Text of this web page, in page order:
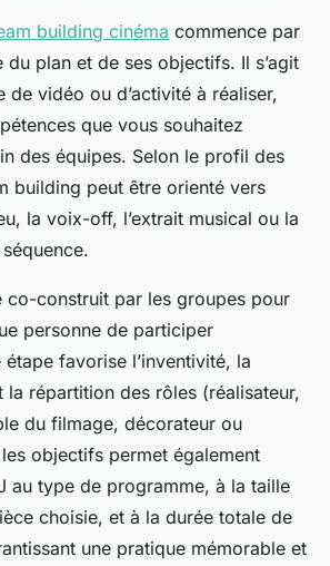
building cinéma commence par
plan et de ses objectifs. Il s’agit
de vidéo ou d’activité à réaliser,
que vous souhaitez
des équipes. Selon le profil des
building peut être orienté vers
la voix-off, l’extrait musical ou la
co-construit par les groupes pour
personne de participer
favorise l’inventivité, la
la répartition des rôles (réalisateur,
du filmage, décorateur ou
objectifs permet également
au type de programme, à la taille
choisie, et à la durée totale de
une pratique mémorable et